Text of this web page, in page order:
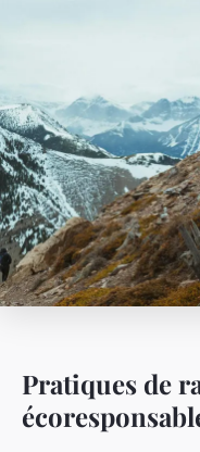
Pratiques de